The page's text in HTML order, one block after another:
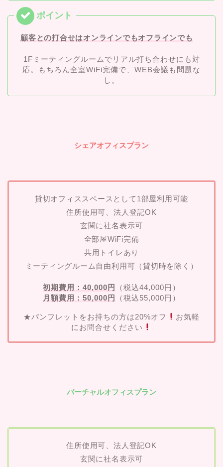
顧客との打合せはオンラインでもオフラインでも
1Fミーティングルームでリアル打ち合わせにも対
応。もちろん全室WiFi完備で、WEB会議も問題な
し。
シェアオフィスプラン
貸切オフィススペースとして1部屋利用可能
住所使用可、法人登記OK
玄関に社名表示可
全部屋WiFi完備
共用トイレあり
ミーティングルーム自由利用可（貸切時を除く）
初期費用：40,000円
（税込44,000円）
月額費用：50,000円
（税込55,000円）
★パンフレットをお持ちの方は20%オフ
お気軽
にお問合せください
バーチャルオフィスプラン
住所使用可、法人登記OK
玄関に社名表示可